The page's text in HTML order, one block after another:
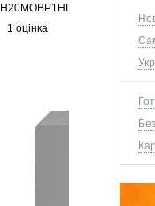
H20MOBP1HI
1 оцінка